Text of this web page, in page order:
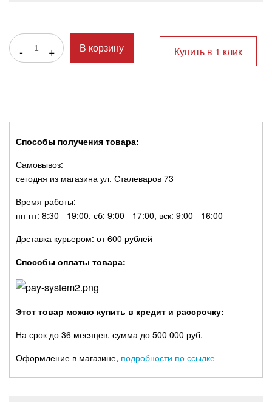
- + В корзину Купить в 1 клик
Способы получения товара:
Самовывоз:
сегодня из магазина ул. Сталеваров 73
Время работы:
пн-пт: 8:30 - 19:00, сб: 9:00 - 17:00, вск: 9:00 - 16:00
Доставка курьером: от 600 рублей
Способы оплаты товара:
Этот товар можно купить в кредит и рассрочку:
На срок до 36 месяцев, сумма до 500 000 руб.
Оформление в магазине, подробности по ссылке